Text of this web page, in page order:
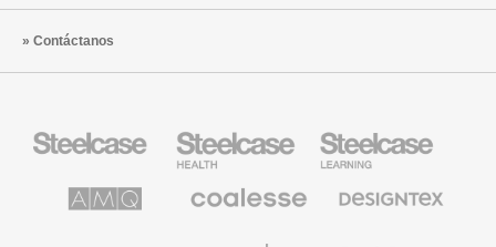
Contáctanos
Steelcase
para
sanidad
Steelcase
para
educación
Steelcase
Solutions
premium